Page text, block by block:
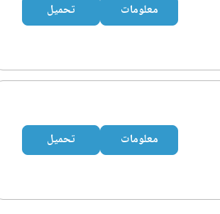
معلومات تحميل
معلومات تحميل